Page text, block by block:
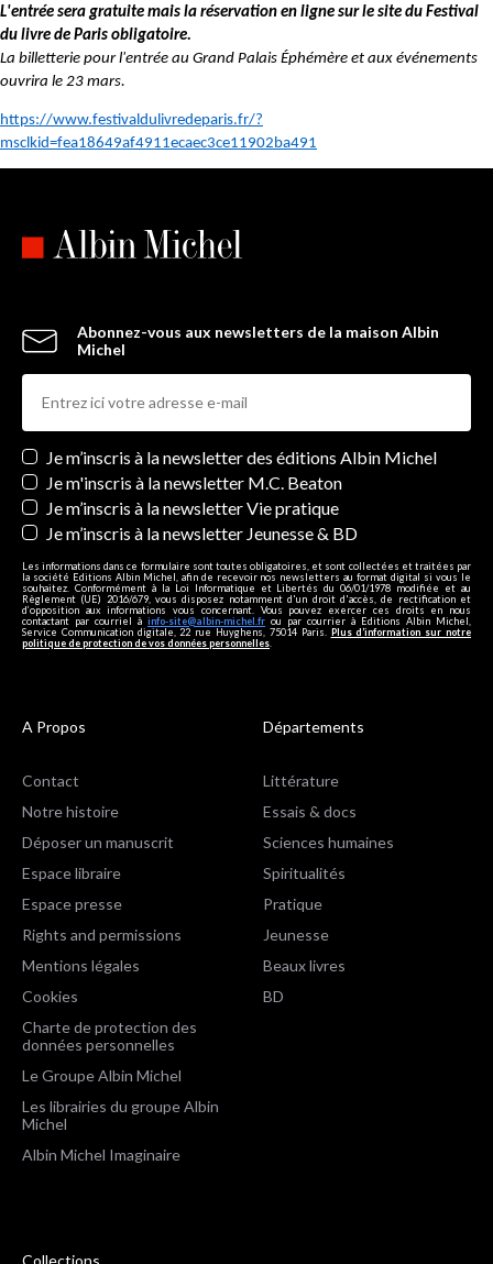
L'entrée sera gratuite mais la réservation en ligne sur le site du Festival
du livre de Paris obligatoire.
La billetterie pour l'entrée au Grand Palais Éphémère et aux événements
ouvrira le 23 mars.
https://www.festivaldulivredeparis.fr/?
msclkid=fea18649af4911ecaec3ce11902ba491
Abonnez-vous aux newsletters de la maison Albin
Michel
Newsletters
Je m’inscris à la newsletter des éditions Albin Michel
Je m'inscris à la newsletter M.C. Beaton
Je m’inscris à la newsletter Vie pratique
Je m’inscris à la newsletter Jeunesse & BD
Les informations dans ce formulaire sont toutes obligatoires, et sont collectées et traitées par
la société Editions Albin Michel, afin de recevoir nos newsletters au format digital si vous le
souhaitez. Conformément à la Loi Informatique et Libertés du 06/01/1978 modifiée et au
Règlement (UE) 2016/679, vous disposez notamment d'un droit d'accès, de rectification et
d’opposition aux informations vous concernant. Vous pouvez exercer ces droits en nous
contactant par courriel à info-site@albin-michel.fr ou par courrier à Editions Albin Michel,
Service Communication digitale, 22 rue Huyghens, 75014 Paris. Plus d’information sur notre
politique de protection de vos données personnelles
A Propos
Contact
Notre histoire
Déposer un manuscrit
Espace libraire
Espace presse
Rights and permissions
Mentions légales
Cookies
Charte de protection des
données personnelles
Le Groupe Albin Michel
Les librairies du groupe Albin
Michel
Albin Michel Imaginaire
Départements
Littérature
Essais & docs
Sciences humaines
Spiritualités
Pratique
Jeunesse
Beaux livres
BD
Collections